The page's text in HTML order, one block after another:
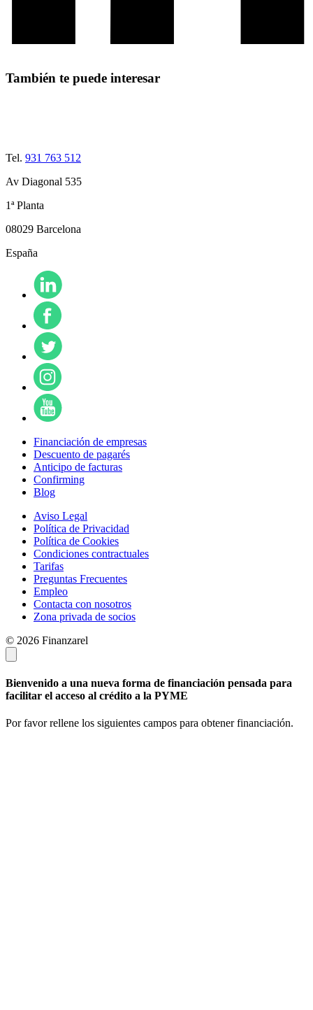
También te puede interesar
Tel. 931 763 512
Av Diagonal 535
1ª Planta
08029 Barcelona
España
Financiación de empresas
Descuento de pagarés
Anticipo de facturas
Confirming
Blog
Aviso Legal
Política de Privacidad
Política de Cookies
Condiciones contractuales
Tarifas
Preguntas Frecuentes
Empleo
Contacta con nosotros
Zona privada de socios
© 2026 Finanzarel
Bienvenido a una nueva forma de financiación pensada para
facilitar el acceso al crédito a la PYME
Por favor rellene los siguientes campos para obtener financiación.